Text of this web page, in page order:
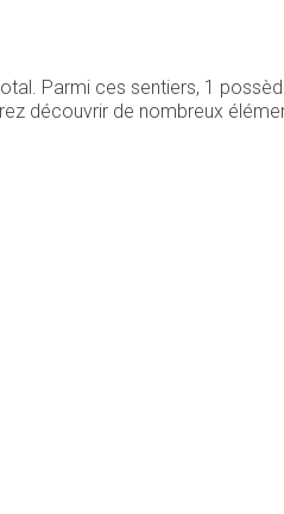
Parmi ces sentiers, 1
découvrir de nombreux